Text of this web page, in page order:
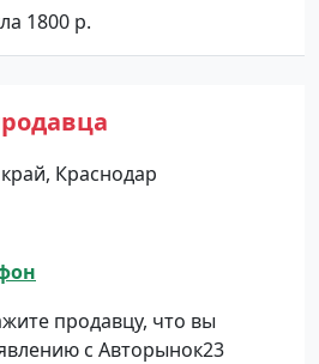
1800 р.
Краснодар
продавцу, что вы
с Авторынок23